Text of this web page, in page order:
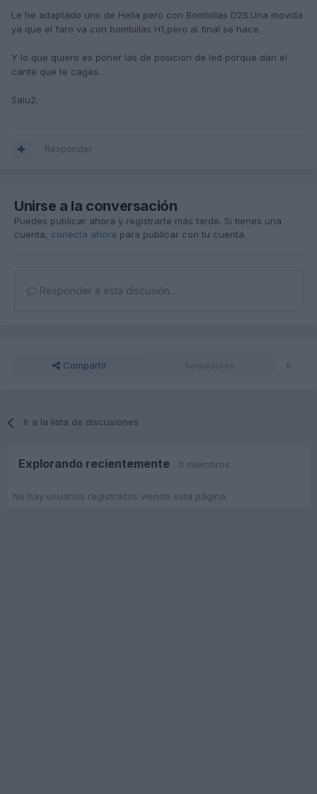
Le he adaptado uno de Hella pero con Bombillas D2S.Una movida
ya que el faro va con bombillas H1,pero al final se hace.
Y lo que quiero es poner las de posicion de led porque dan el
cante que te cagas.
Salu2.
Responder
Unirse a la conversación
Puedes publicar ahora y registrarte más tarde. Si tienes una
cuenta, conecta ahora para publicar con tu cuenta.
Responder a esta discusión...
Compartir Seguidores 0
Ir a la lista de discusiones
Explorando recientemente 0 miembros
No hay usuarios registrados viendo esta página.